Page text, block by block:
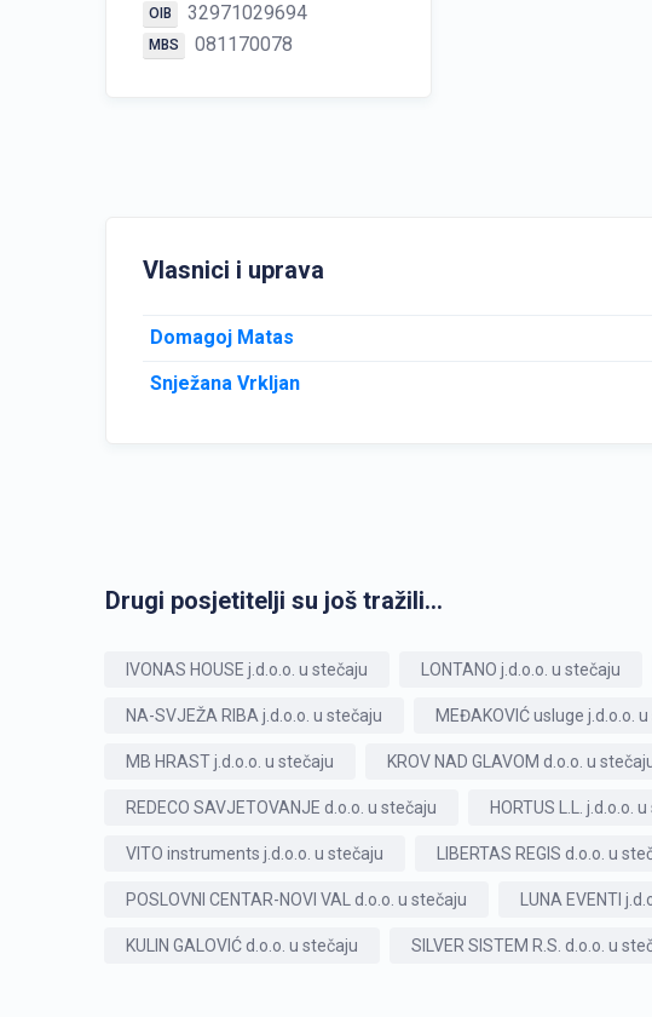
OIB 32971029694
MBS 081170078
Vlasnici i uprava
Domagoj Matas
Snježana Vrkljan
Drugi posjetitelji su još tražili...
IVONAS HOUSE j.d.o.o. u stečaju LONTANO j.d.o.o. u stečaju
NA-SVJEŽA RIBA j.d.o.o. u stečaju MEĐAKOVIĆ usluge j.d.o.o.
MB HRAST j.d.o.o. u stečaju KROV NAD GLAVOM d.o.o. u
REDECO SAVJETOVANJE d.o.o. u stečaju HORTUS L.L. j.d.o.o.
VITO instruments j.d.o.o. u stečaju LIBERTAS REGIS d.o.o. u
POSLOVNI CENTAR-NOVI VAL d.o.o. u stečaju LUNA EVENTI
KULIN GALOVIĆ d.o.o. u stečaju SILVER SISTEM R.S. d.o.o. u